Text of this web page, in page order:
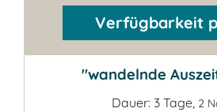
Verfügbarkeit
"wandelnde
Dauer: 3 Tage, 2